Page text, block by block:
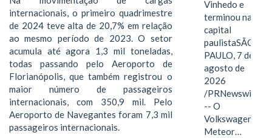
internacionais, o primeiro quadrimestre
de 2024 teve alta de 20,7% em relação
ao mesmo período de 2023. O setor
acumula até agora 1,3 mil toneladas,
todas passando pelo Aeroporto de
Florianópolis, que também registrou o
maior número de passageiros
internacionais, com 350,9 mil. Pelo
Aeroporto de Navegantes foram 7,3 mil
passageiros internacionais.
Vinhedo e
terminou na
capital
paulistaSÃO
PAULO, 7 de
agosto de
2026
/PRNewswire/
-- O
Volkswagen
Meteor…